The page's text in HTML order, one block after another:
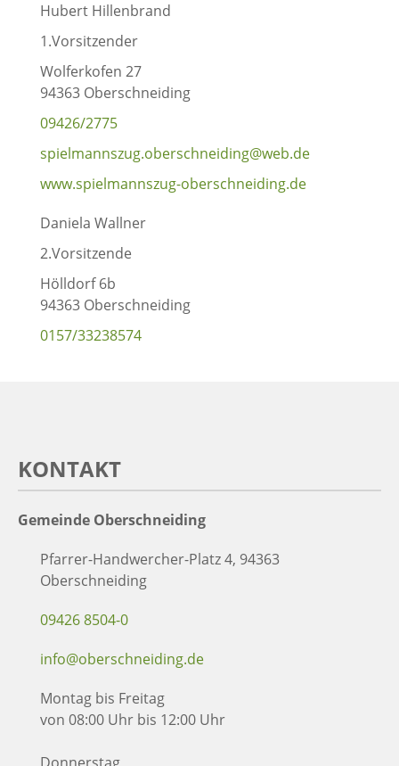
Hubert Hillenbrand
1.Vorsitzender
Wolferkofen 27
94363 Oberschneiding
09426/2775
spielmannszug.oberschneiding@web.de
www.spielmannszug-oberschneiding.de
Daniela Wallner
2.Vorsitzende
Hölldorf 6b
94363 Oberschneiding
0157/33238574
KONTAKT
Gemeinde Oberschneiding
Pfarrer-Handwercher-Platz 4, 94363
Oberschneiding
09426 8504-0
info@oberschneiding.de
Montag bis Freitag
von 08:00 Uhr bis 12:00 Uhr